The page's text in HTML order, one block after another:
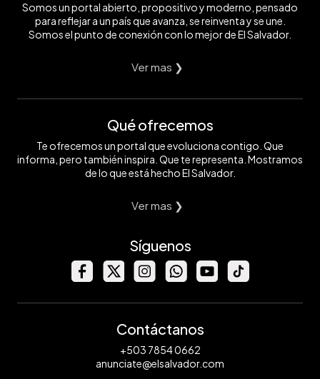
Somos un portal abierto, propositivo y moderno, pensado
para reflejar a un país que avanza, se reinventa y se une.
Somos el punto de conexión con lo mejor de El Salvador.
Ver mas ❯
Qué ofrecemos
Te ofrecemos un portal que evoluciona contigo. Que
informa, pero también inspira. Que te representa. Mostramos
de lo que está hecho El Salvador.
Ver mas ❯
Síguenos
Contáctanos
+503 7854 0662
anunciate@elsalvador.com